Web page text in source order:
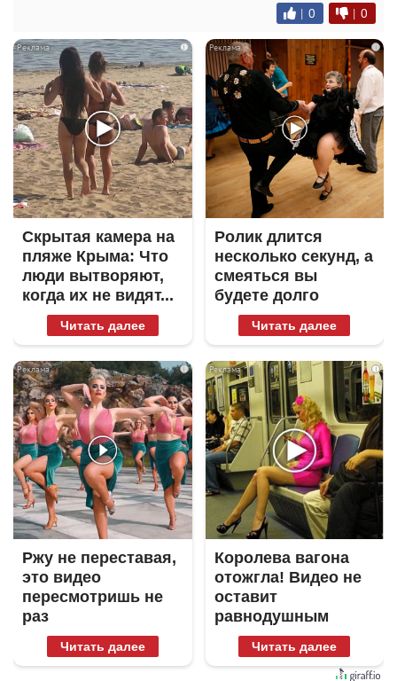
| 0 | 0
i
Скрытая камера на
пляже Крыма: Что
люди вытворяют,
когда их не видят...
Читать далее
i
Ролик длится
несколько секунд, а
смеяться вы
будете долго
Читать далее
i
Ржу не переставая,
это видео
пересмотришь не
раз
Читать далее
i
Королева вагона
отожгла! Видео не
оставит
равнодушным
Читать далее